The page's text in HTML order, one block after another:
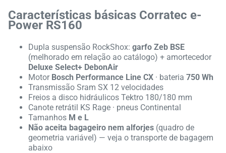
Características básicas Corratec e-
Power RS160
Dupla suspensão RockShox: garfo Zeb BSE
(melhorado em relação ao catálogo) + amortecedor
Deluxe Select+ DebonAir
Motor Bosch Performance Line CX · bateria 750 Wh
Transmissão Sram SX 12 velocidades
Freios a disco hidráulicos Tektro 180/180 mm
Canote retrátil KS Rage · pneus Continental
Tamanhos M e L
Não aceita bagageiro nem alforjes (quadro de
geometria variável) — veja o transporte de bagagem
abaixo